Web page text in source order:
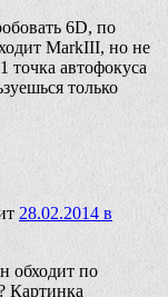
6D, по
MarkIII, но не
точка автофокуса
только
28.02.2014 в
обходит по
Картинка